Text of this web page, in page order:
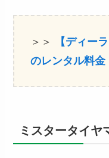
＞＞
【ディー
のレンタル料金
ミスタータイヤ